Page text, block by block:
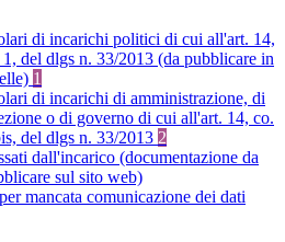
di incarichi politici di cui all'art. 14,
1, del dlgs n. 33/2013 (da pubblicare in
1
di incarichi di amministrazione, di
o di governo di cui all'art. 14, co.
del dlgs n. 33/2013 2
dall'incarico (documentazione da
sul sito web)
mancata comunicazione dei dati